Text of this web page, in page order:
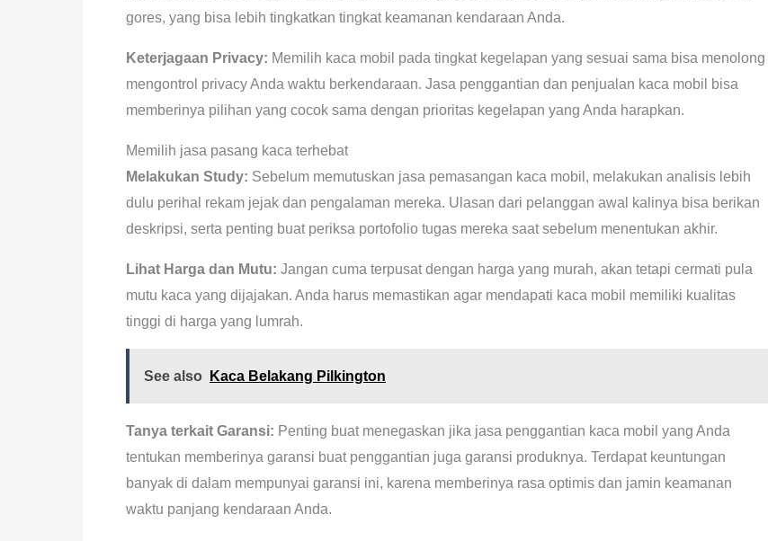
gores, yang bisa lebih tingkatkan tingkat keamanan kendaraan Anda.
Keterjagaan Privacy: Memilih kaca mobil pada tingkat kegelapan yang sesuai sama bisa menolong
mengontrol privacy Anda waktu berkendaraan. Jasa penggantian dan penjualan kaca mobil bisa
memberinya pilihan yang cocok sama dengan prioritas kegelapan yang Anda harapkan.
Memilih jasa pasang kaca terhebat
Melakukan Study: Sebelum memutuskan jasa pemasangan kaca mobil, melakukan analisis lebih
dulu perihal rekam jejak dan pengalaman mereka. Ulasan dari pelanggan awal kalinya bisa berikan
deskripsi, serta penting buat periksa portofolio tugas mereka saat sebelum menentukan akhir.
Lihat Harga dan Mutu: Jangan cuma terpusat dengan harga yang murah, akan tetapi cermati pula
mutu kaca yang dijajakan. Anda harus memastikan agar mendapati kaca mobil memiliki kualitas
tinggi di harga yang lumrah.
See also Kaca Belakang Pilkington
Tanya terkait Garansi: Penting buat menegaskan jika jasa penggantian kaca mobil yang Anda
tentukan memberinya garansi buat penggantian juga garansi produknya. Terdapat keuntungan
banyak di dalam mempunyai garansi ini, karena memberinya rasa optimis dan jamin keamanan
waktu panjang kendaraan Anda.